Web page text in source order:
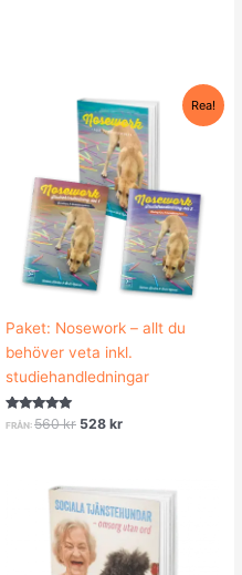
Rea!
Paket: Nosework – allt du
behöver veta inkl.
studiehandledningar
Betygsatt
FRÅN: 560kr
Det
ursprungliga
priset
var:
560 kr.
528 kr
Det
nuvarande
priset
är:
528 kr.